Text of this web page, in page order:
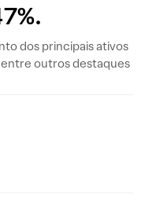
dos principais ativos
entre outros destaques